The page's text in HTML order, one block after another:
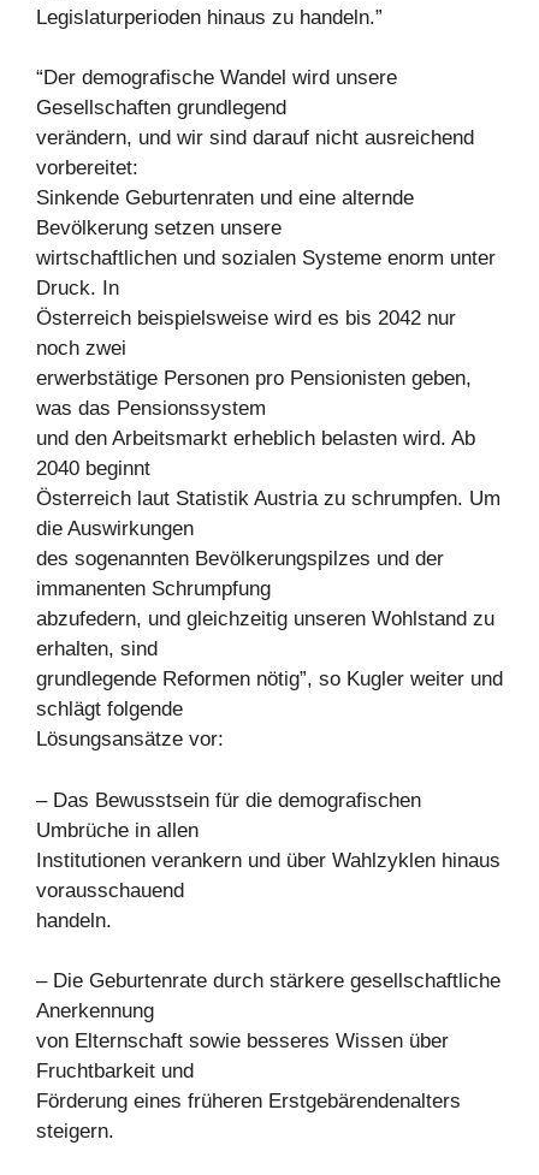
Legislaturperioden hinaus zu handeln.”
“Der demografische Wandel wird unsere
Gesellschaften grundlegend
verändern, und wir sind darauf nicht ausreichend
vorbereitet:
Sinkende Geburtenraten und eine alternde
Bevölkerung setzen unsere
wirtschaftlichen und sozialen Systeme enorm unter
Druck. In
Österreich beispielsweise wird es bis 2042 nur
noch zwei
erwerbstätige Personen pro Pensionisten geben,
was das Pensionssystem
und den Arbeitsmarkt erheblich belasten wird. Ab
2040 beginnt
Österreich laut Statistik Austria zu schrumpfen. Um
die Auswirkungen
des sogenannten Bevölkerungspilzes und der
immanenten Schrumpfung
abzufedern, und gleichzeitig unseren Wohlstand zu
erhalten, sind
grundlegende Reformen nötig”, so Kugler weiter und
schlägt folgende
Lösungsansätze vor:
– Das Bewusstsein für die demografischen
Umbrüche in allen
Institutionen verankern und über Wahlzyklen hinaus
vorausschauend
handeln.
– Die Geburtenrate durch stärkere gesellschaftliche
Anerkennung
von Elternschaft sowie besseres Wissen über
Fruchtbarkeit und
Förderung eines früheren Erstgebärendenalters
steigern.